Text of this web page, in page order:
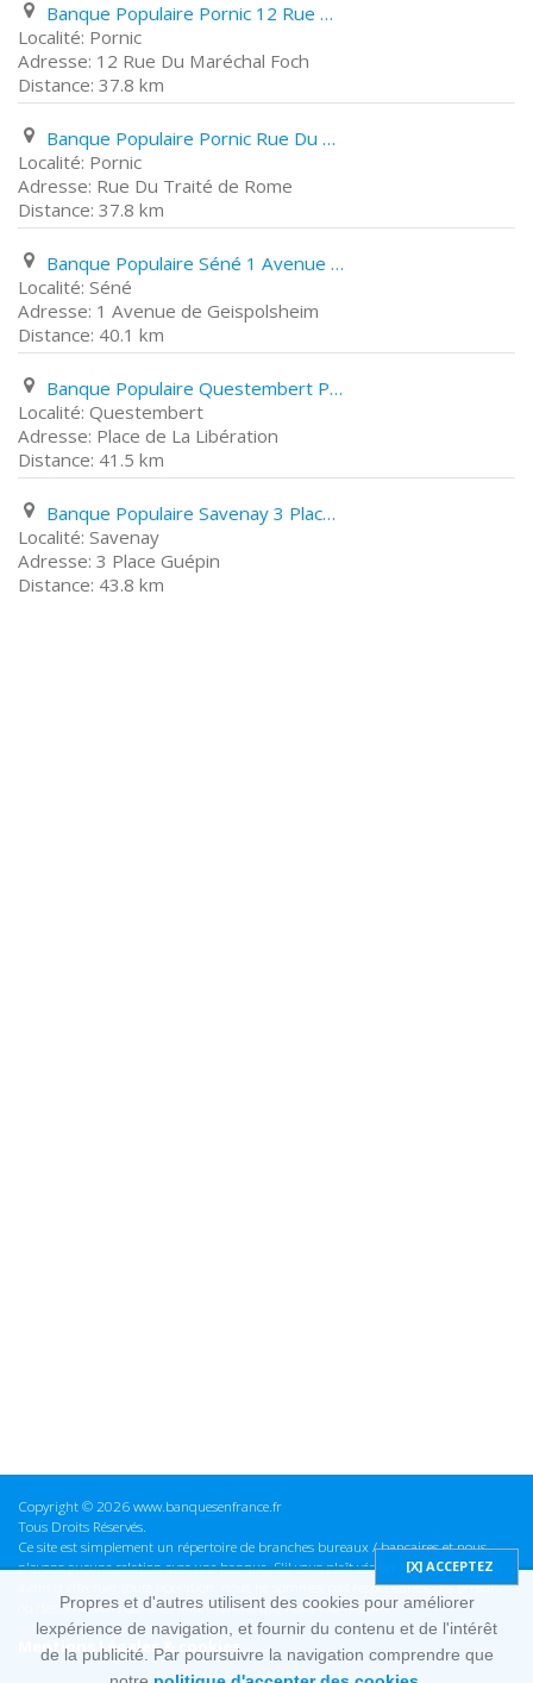
Banque Populaire Pornic 12 Rue Du Maréchal Foch
Pornic
12 Rue Du Maréchal Foch
37.8 km
Banque Populaire Pornic Rue Du Traité de Rome
Pornic
Rue Du Traité de Rome
37.8 km
Banque Populaire Séné 1 Avenue de Geispolsheim
Séné
1 Avenue de Geispolsheim
40.1 km
Banque Populaire Questembert Place de La Libération
Questembert
Place de La Libération
41.5 km
Banque Populaire Savenay 3 Place Guépin
Savenay
3 Place Guépin
43.8 km
Copyright © 2026 www.banquesenfrance.fr
Tous Droits Réservés.
Ce site est simplement un répertoire de branches bureaux / bancaires et nous
n'avons aucune relation avec une banque. S'il vous plaît vérifier ces informations
avant d'effectuer toute opération, nous ne sommes pas responsables des erreurs
ou des omissions dans les informations que nous fournissons.
Mentions Légales & cookies
Propres et d'autres utilisent des cookies pour améliorer
lexpérience de navigation, et fournir du contenu et de l'intérêt
de la publicité. Par poursuivre la navigation comprendre que